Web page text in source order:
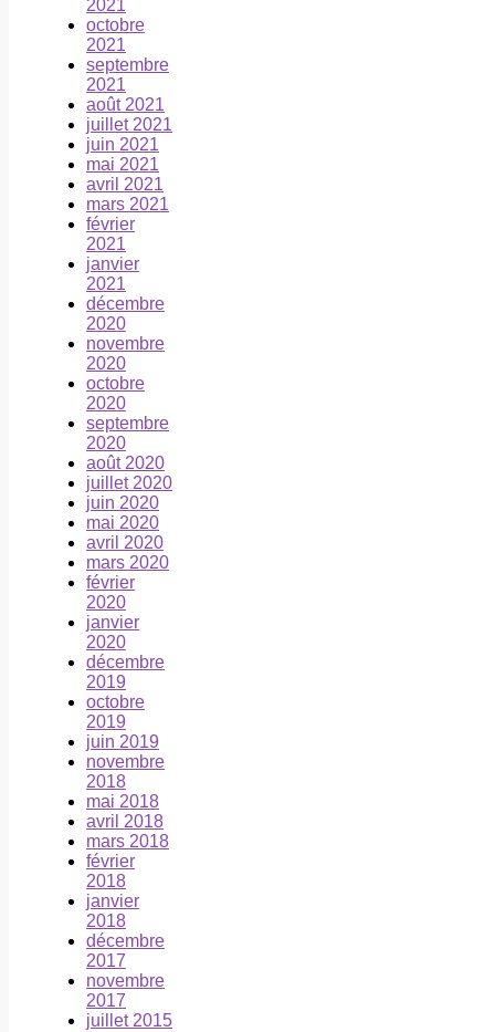
2021
octobre
2021
septembre
2021
août 2021
juillet 2021
juin 2021
mai 2021
avril 2021
mars 2021
février
2021
janvier
2021
décembre
2020
novembre
2020
octobre
2020
septembre
2020
août 2020
juillet 2020
juin 2020
mai 2020
avril 2020
mars 2020
février
2020
janvier
2020
décembre
2019
octobre
2019
juin 2019
novembre
2018
mai 2018
avril 2018
mars 2018
février
2018
janvier
2018
décembre
2017
novembre
2017
juillet 2015